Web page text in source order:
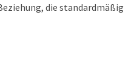
die standardmäßig